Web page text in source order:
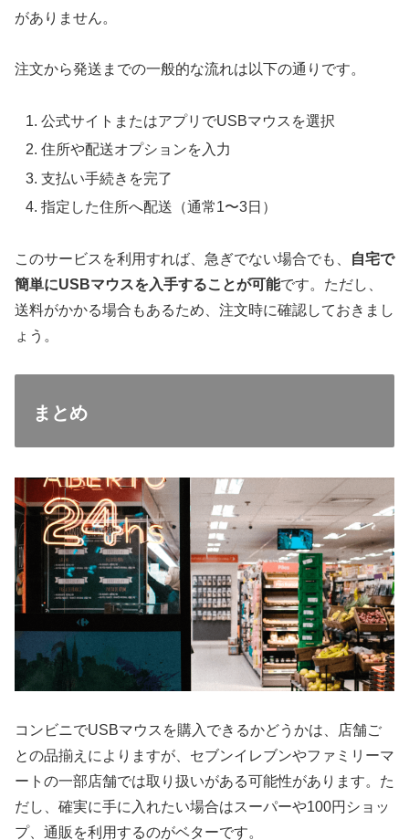
がありません。
注文から発送までの一般的な流れは以下の通りです。
公式サイトまたはアプリでUSBマウスを選択
住所や配送オプションを入力
支払い手続きを完了
指定した住所へ配送（通常1〜3日）
このサービスを利用すれば、急ぎでない場合でも、
自宅で
簡単にUSBマウスを入手することが可能です。ただし、
送料がかかる場合もあるため、注文時に確認しておきまし
ょう。
まとめ
コンビニでUSBマウスを購入できるかどうかは、店舗ご
との品揃えによりますが、セブンイレブンやファミリーマ
ートの一部店舗では取り扱いがある可能性があります。た
だし、確実に手に入れたい場合はスーパーや100円ショッ
プ、通販を利用するのがベターです。